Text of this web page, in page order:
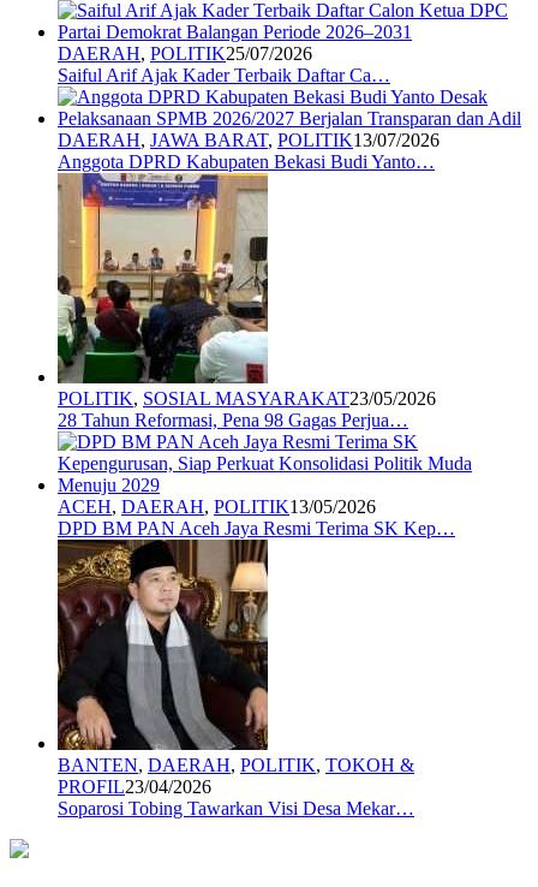
DAERAH, POLITIK25/07/2026
Saiful Arif Ajak Kader Terbaik Daftar Ca…
DAERAH, JAWA BARAT, POLITIK13/07/2026
Anggota DPRD Kabupaten Bekasi Budi Yanto…
POLITIK, SOSIAL MASYARAKAT23/05/2026
28 Tahun Reformasi, Pena 98 Gagas Perjua…
ACEH, DAERAH, POLITIK13/05/2026
DPD BM PAN Aceh Jaya Resmi Terima SK Kep…
BANTEN, DAERAH, POLITIK, TOKOH &
PROFIL23/04/2026
Soparosi Tobing Tawarkan Visi Desa Mekar…